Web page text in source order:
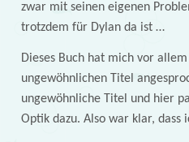
zwar mit seinen eigenen
trotzdem für Dylan da ist …
Dieses Buch hat mich vor
ungewöhnlichen Titel
ungewöhnliche Titel und hier
Optik dazu. Also war klar, dass